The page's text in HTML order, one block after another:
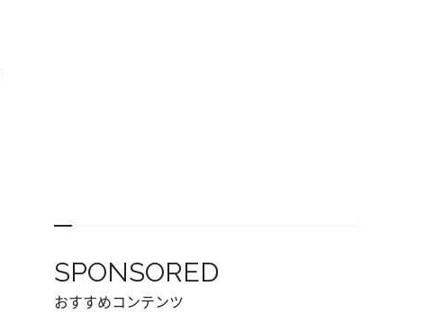
SPONSORED
おすすめコンテンツ